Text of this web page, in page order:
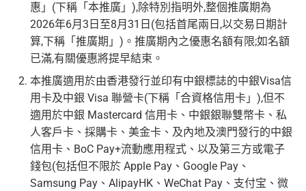
惠」(下稱「本推廣」),除特別指明外,整個推廣期為
2026年6月3日至8月31日(包括首尾兩日,以交易日期計
算,下稱「推廣期」)。推廣期內之優惠名額有限;如名額
已滿,有關優惠將提早結束。
本推廣適用於由香港發行並印有中銀標誌的中銀Visa信
用卡及中銀 Visa 聯營卡(下稱「合資格信用卡」),但不
適用於中銀 Mastercard 信用卡、中銀銀聯雙幣卡、私
人客戶卡、採購卡、美金卡、及內地及澳門發行的中銀
信用卡、BoC Pay+流動應用程式、以及第三方或電子
錢包(包括但不限於 Apple Pay、Google Pay、
Samsung Pay、AlipayHK、WeChat Pay、支付宝、微